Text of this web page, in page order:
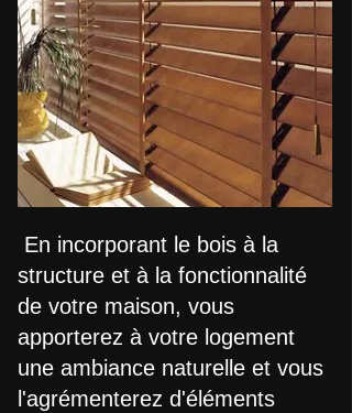
​ En incorporant le bois à la
structure et à la fonctionnalité
de votre maison, vous
apporterez à votre logement
une ambiance naturelle et vous
l'agrémenterez d'éléments